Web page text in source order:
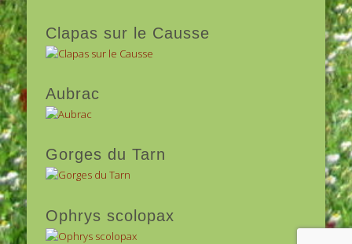
Clapas sur le Causse
Aubrac
Gorges du Tarn
Ophrys scolopax